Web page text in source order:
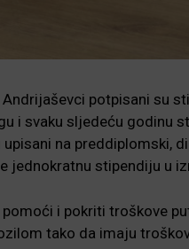
Andrijaševci potpisani su
i svaku sljedeću godinu
na preddiplomski,
jednokratnu stipendiju u
pomoći i pokriti troškove
tako da imaju